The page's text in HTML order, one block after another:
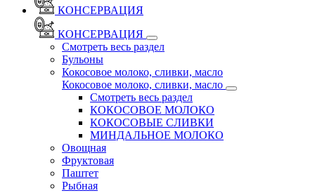
КОНСЕРВАЦИЯ
КОНСЕРВАЦИЯ
Смотреть весь раздел
Бульоны
Кокосовое молоко, сливки, масло
Кокосовое молоко, сливки, масло
Смотреть весь раздел
КОКОСОВОЕ МОЛОКО
КОКОСОВЫЕ СЛИВКИ
МИНДАЛЬНОЕ МОЛОКО
Овощная
Фруктовая
Паштет
Рыбная